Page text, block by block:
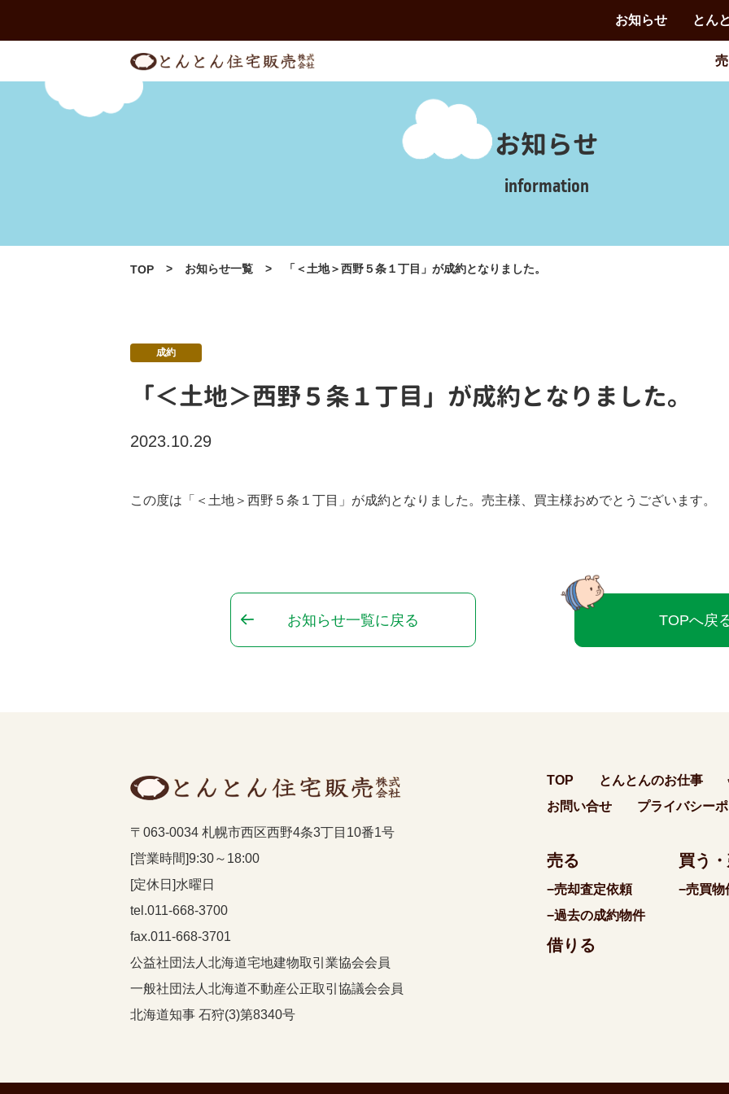
お知らせ とん
お知らせ
information
TOP お知らせ一覧 「＜土地＞西野５条１丁目」が成約となりました。
成約
「＜土地＞西野５条１丁目」が成約となりました。
2023.10.29
この度は「＜土地＞西野５条１丁目」が成約となりました。売主様、買主様おめでとうございます。
お知らせ一覧に戻る TOPへ戻
〒063-0034 札幌市西区西野4条3丁目10番1号
[営業時間]9:30～18:00
[定休日]水曜日
tel.011-668-3700
fax.011-668-3701
公益社団法人北海道宅地建物取引業協会会員
一般社団法人北海道不動産公正取引協議会会員
北海道知事 石狩(3)第8340号
TOP とんとんのお仕事
お問い合せ
プライバシー
売る
−売却査定依頼
−過去の成約物件
買う
−売買物
借りる